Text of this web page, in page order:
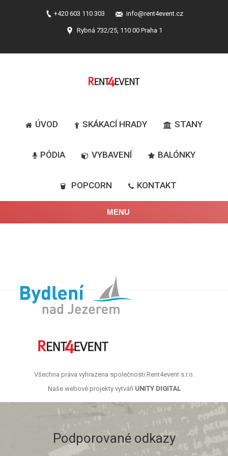
+420 603 110 303 info@rent4event.cz
Rybná 732/25, 110 00 Praha 1
ÚVOD SKÁKACÍ HRADY STANY
PÓDIA VYBAVENÍ BALÓNKY
POPCORN KONTAKT
MENU
Všechna práva vyhrazena společnosti Rent4event s.r.o.
Naše webové projekty vytváří UNITY DIGITAL
Podporované odkazy